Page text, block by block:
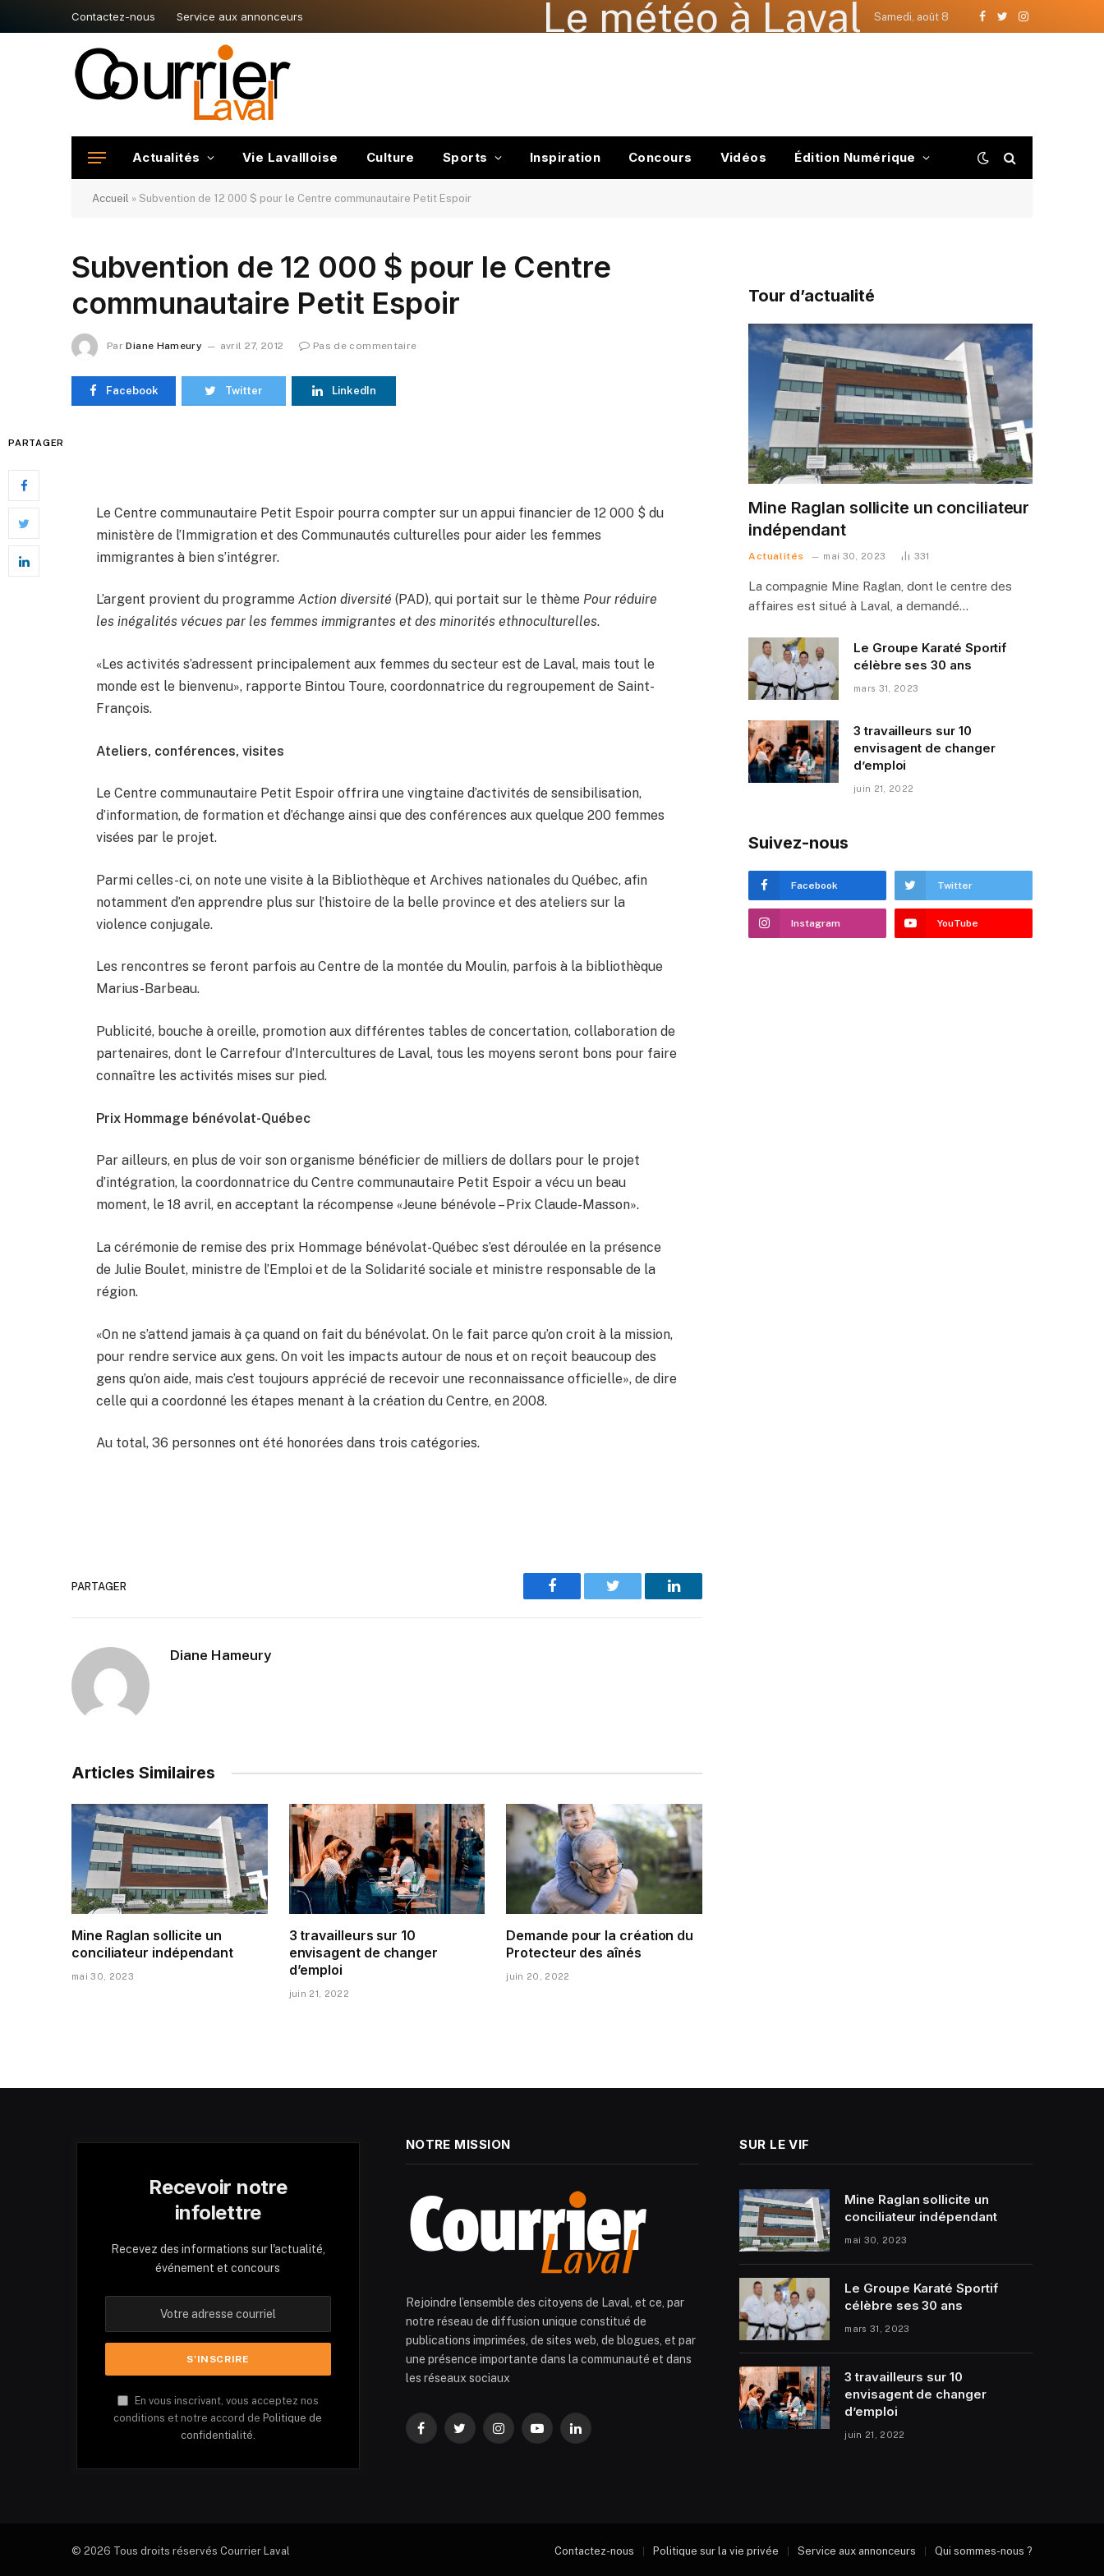
Contactez-nous Service aux annonceurs Le météo à Laval Samedi, août 8
Facebook
TwitterInstagram
Actualités Vie Lavallloise Culture Sports Inspiration Concours Vidéos Édition Numérique
Accueil » Subvention de 12 000 $ pour le Centre communautaire Petit Espoir
Subvention de 12 000 $ pour le Centre
communautaire Petit Espoir
Par Diane Hameury avril 27, 2012 Pas de commentaire
Facebook Twitter LinkedIn
PARTAGER
Le Centre communautaire Petit Espoir pourra compter sur un appui financier de 12 000 $ du
ministère de l’Immigration et des Communautés culturelles pour aider les femmes
immigrantes à bien s’intégrer.
L’argent provient du programmeAction diversité (PAD), qui portait sur le thème Pour réduire
les inégalités vécues par les femmes immigrantes et des minorités ethnoculturelles.
«Les activités s’adressent principalement aux femmes du secteur est de Laval, mais tout le
monde est le bienvenu», rapporte Bintou Toure, coordonnatrice du regroupement de Saint-
François.
Ateliers, conférences, visites
Le Centre communautaire Petit Espoir offrira une vingtaine d’activités de sensibilisation,
d’information, de formation et d’échange ainsi que des conférences aux quelque 200 femmes
visées par le projet.
Parmi celles-ci, on note une visite à la Bibliothèque et Archives nationales du Québec, afin
notamment d’en apprendre plus sur l’histoire de la belle province et des ateliers sur la
violence conjugale.
Les rencontres se feront parfois au Centre de la montée du Moulin, parfois à la bibliothèque
Marius-Barbeau.
Publicité, bouche à oreille, promotion aux différentes tables de concertation, collaboration de
partenaires, dont le Carrefour d’Intercultures de Laval, tous les moyens seront bons pour faire
connaître les activités mises sur pied.
Prix Hommage bénévolat-Québec
Par ailleurs, en plus de voir son organisme bénéficier de milliers de dollars pour le projet
d’intégration, la coordonnatrice du Centre communautaire Petit Espoir a vécu un beau
moment, le 18 avril, en acceptant la récompense «Jeune bénévole – Prix Claude-Masson».
La cérémonie de remise des prix Hommage bénévolat-Québec s’est déroulée en la présence
de Julie Boulet, ministre de l’Emploi et de la Solidarité sociale et ministre responsable de la
région.
«On ne s’attend jamais à ça quand on fait du bénévolat. On le fait parce qu’on croit à la mission,
pour rendre service aux gens. On voit les impacts autour de nous et on reçoit beaucoup des
gens qu’on aide, mais c’est toujours apprécié de recevoir une reconnaissance officielle», de dire
celle qui a coordonné les étapes menant à la création du Centre, en 2008.
Au total, 36 personnes ont été honorées dans trois catégories.
PARTAGER
Facebook Twitter LinkedIn
Diane Hameury
Articles Similaires
Mine Raglan sollicite un
conciliateur indépendant
mai 30, 2023
3 travailleurs sur 10
envisagent de changer
d’emploi
juin 21, 2022
Demande pour la création du
Protecteur des aînés
juin 20, 2022
Tour d’actualité
Mine Raglan sollicite un conciliateur
indépendant
Actualités mai 30, 2023 331
La compagnie Mine Raglan, dont le centre des
affaires est situé à Laval, a demandé…
Le Groupe Karaté Sportif
célèbre ses 30 ans
mars 31, 2023
3 travailleurs sur 10
envisagent de changer
d’emploi
juin 21, 2022
Suivez-nous
Facebook Twitter
Instagram YouTube
Recevoir notre
infolettre
Recevez des informations sur l'actualité,
événement et concours
En vous inscrivant, vous acceptez nos
conditions et notre accord de Politique de
confidentialité.
NOTRE MISSION
Rejoindre l’ensemble des citoyens de Laval, et ce, par
notre réseau de diffusion unique constitué de
publications imprimées, de sites web, de blogues, et par
une présence importante dans la communauté et dans
les réseaux sociaux
FacebookTwitterInstagramYouTubeLinkedIn
SUR LE VIF
Mine Raglan sollicite un
conciliateur indépendant
mai 30, 2023
Le Groupe Karaté Sportif
célèbre ses 30 ans
mars 31, 2023
3 travailleurs sur 10
envisagent de changer
d’emploi
juin 21, 2022
© 2026 Tous droits réservés Courrier Laval Contactez-nous Politique sur la vie privée Service aux annonceurs Qui sommes-nous ?